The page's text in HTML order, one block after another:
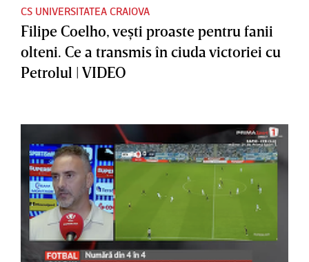
CS UNIVERSITATEA CRAIOVA
Filipe Coelho, veşti proaste pentru fanii
olteni. Ce a transmis în ciuda victoriei cu
Petrolul | VIDEO